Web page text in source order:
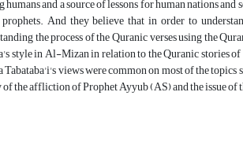
and a source of lessons for human nations
And they believe that in order to
the process of the Quranic verses using the
style in Al-Mizan in relation to the Quranic stories
views were common on most of the
the affliction of Prophet Ayyub (AS) and the issue